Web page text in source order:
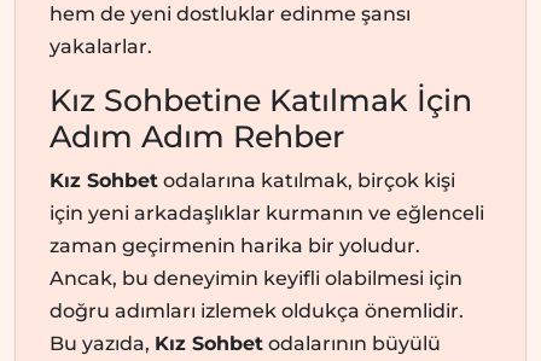
hem de yeni dostluklar edinme şansı
yakalarlar.
Kız Sohbetine Katılmak İçin
Adım Adım Rehber
Kız Sohbet odalarına katılmak, birçok kişi
için yeni arkadaşlıklar kurmanın ve eğlenceli
zaman geçirmenin harika bir yoludur.
Ancak, bu deneyimin keyifli olabilmesi için
doğru adımları izlemek oldukça önemlidir.
Bu yazıda, Kız Sohbet odalarının büyülü